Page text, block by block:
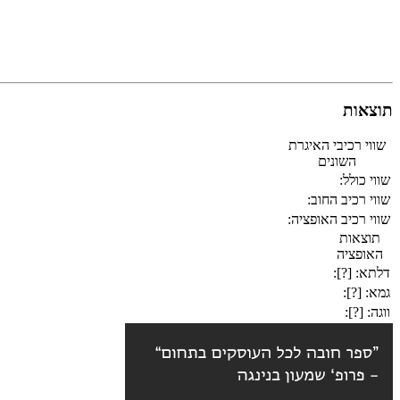
תוצאות
שווי רכיבי האיגרת
השונים
שווי כולל:
שווי רכיב החוב:
שווי רכיב האופציה:
תוצאות
האופציה
דלתא: [?]
:
גמא: [?]
:
ווגה: [?]
: